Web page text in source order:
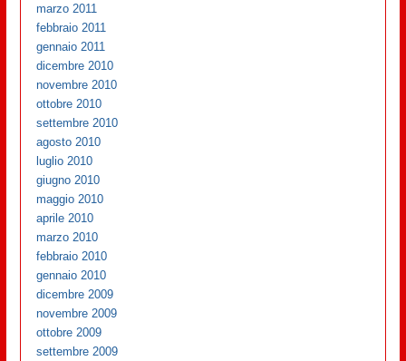
marzo 2011
febbraio 2011
gennaio 2011
dicembre 2010
novembre 2010
ottobre 2010
settembre 2010
agosto 2010
luglio 2010
giugno 2010
maggio 2010
aprile 2010
marzo 2010
febbraio 2010
gennaio 2010
dicembre 2009
novembre 2009
ottobre 2009
settembre 2009